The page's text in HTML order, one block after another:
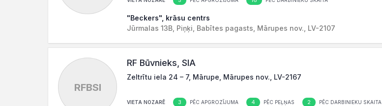
"Beckers", krāsu centrs
Jūrmalas 13B, Piņķi, Babītes pagasts, Mārupes nov., LV-2107
RFBSI
RF Būvnieks, SIA
Zeltrītu iela 24 – 7, Mārupe, Mārupes nov., LV-2167
VIETA NOZARĒ 3 PĒC APGROZĪJUMA 4 PĒC PEĻŅAS 2 PĒC DARBINIEKU SKAITA